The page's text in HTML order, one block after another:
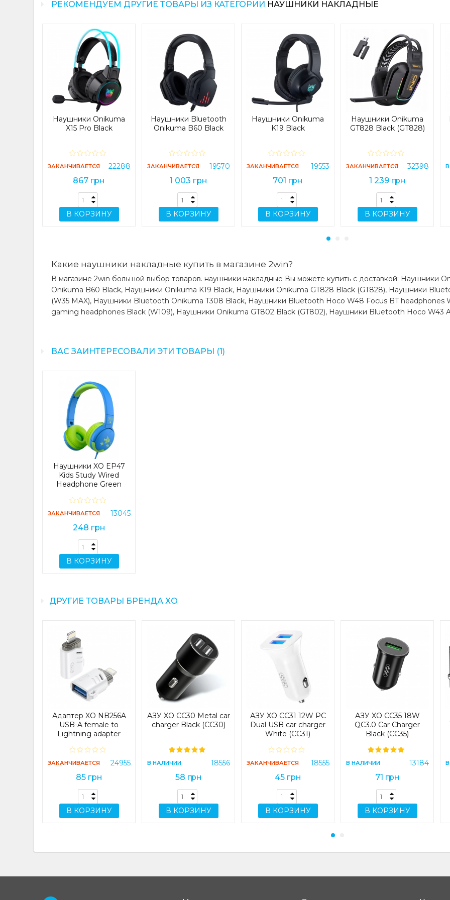
РЕКОМЕНДУЕМ ДРУГИЕ ТОВАРЫ ИЗ КАТЕГОРИИ НАУШНИКИ НАКЛАДНЫЕ
Наушники Onikuma
X15 Pro Black
ЗАКАНЧИВАЕТСЯ 22288
867 грн
В КОРЗИНУ
Наушники Bluetooth
Onikuma B60 Black
ЗАКАНЧИВАЕТСЯ 19570
1 003 грн
В КОРЗИНУ
Наушники Onikuma
K19 Black
ЗАКАНЧИВАЕТСЯ 19553
701 грн
В КОРЗИНУ
Наушники Onikuma
GT828 Black (GT828)
ЗАКАНЧИВАЕТСЯ 32398
1 239 грн
В КОРЗИНУ
Какие наушники накладные купить в магазине 2win?
В магазине 2win большой выбор товаров. наушники накладные Вы можете купить с доставкой: Наушники
Onikuma B60 Black, Наушники Onikuma K19 Black, Наушники Onikuma GT828 Black (GT828), Наушники
(W35 MAX), Наушники Bluetooth Onikuma T308 Black, Наушники Bluetooth Hoco W48 Focus BT
gaming headphones Black (W109), Наушники Onikuma GT802 Black (GT802), Наушники Bluetooth Hoco W43
ВАС ЗАИНТЕРЕСОВАЛИ ЭТИ ТОВАРЫ (1)
Наушники XO EP47
Kids Study Wired
Headphone Green
ЗАКАНЧИВАЕТСЯ 13045
248 грн
В КОРЗИНУ
ДРУГИЕ ТОВАРЫ БРЕНДА XO
Адаптер XO NB256A
USB-A female to
Lightning adapter
ЗАКАНЧИВАЕТСЯ 24955
85 грн
В КОРЗИНУ
АЗУ XO CC30 Metal car
charger Black (CC30)
В НАЛИЧИИ 18556
58 грн
В КОРЗИНУ
АЗУ XO CC31 12W PC
Dual USB car charger
White (CC31)
ЗАКАНЧИВАЕТСЯ 18555
45 грн
В КОРЗИНУ
АЗУ XO CC35 18W
QC3.0 Car Charger
Black (CC35)
В НАЛИЧИИ 13184
71 грн
В КОРЗИНУ